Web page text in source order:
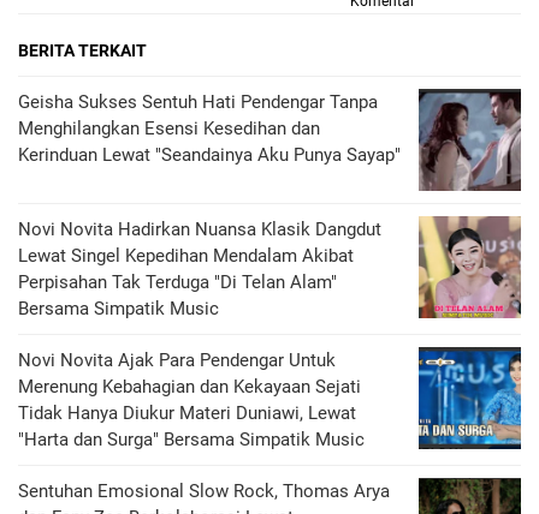
BERITA TERKAIT
Geisha Sukses Sentuh Hati Pendengar Tanpa
Menghilangkan Esensi Kesedihan dan
Kerinduan Lewat "Seandainya Aku Punya Sayap"
Novi Novita Hadirkan Nuansa Klasik Dangdut
Lewat Singel Kepedihan Mendalam Akibat
Perpisahan Tak Terduga "Di Telan Alam"
Bersama Simpatik Music
Novi Novita Ajak Para Pendengar Untuk
Merenung Kebahagian dan Kekayaan Sejati
Tidak Hanya Diukur Materi Duniawi, Lewat
"Harta dan Surga" Bersama Simpatik Music
Sentuhan Emosional Slow Rock, Thomas Arya